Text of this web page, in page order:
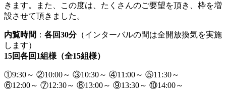
きます。また、この度は、たくさんのご要望を頂き、枠を増
設させて頂きました。
内覧時間 ： 各回30分（インターバルの間は全開放換気を実施
します）
15回各回1組様（全15組様）
①9:30～ ②10:00～ ③10:30～ ④11:00～ ⑤11:30～
⑥12:00～ ⑦12:30～ ⑧13:00～ ⑨13:30～ ⑩14:00～